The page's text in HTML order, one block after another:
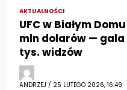
AKTUALNOŚCI
UFC w Białym
mln dolarów — gala
tys. widzów
ANDRZEJ / 25 LUTEGO 2026, 16:49